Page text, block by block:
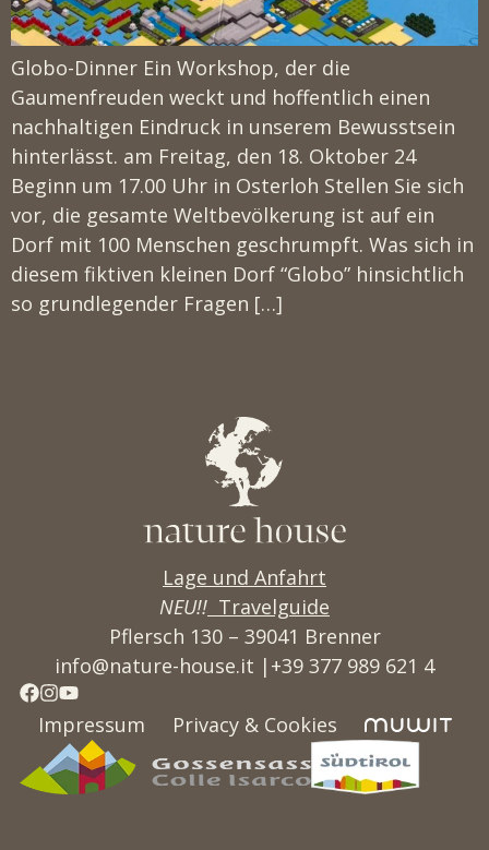
Globo-Dinner Ein Workshop, der die
Gaumenfreuden weckt und hoffentlich einen
nachhaltigen Eindruck in unserem Bewusstsein
hinterlässt. am Freitag, den 18. Oktober 24
Beginn um 17.00 Uhr in Osterloh Stellen Sie sich
vor, die gesamte Weltbevölkerung ist auf ein
Dorf mit 100 Menschen geschrumpft. Was sich in
diesem fiktiven kleinen Dorf “Globo” hinsichtlich
so grundlegender Fragen […]
Lage und Anfahrt
NEU!! Travelguide
Pflersch 130 – 39041 Brenner
info@nature-house.it | +39 377 989 621 4
Impressum Privacy & Cookies